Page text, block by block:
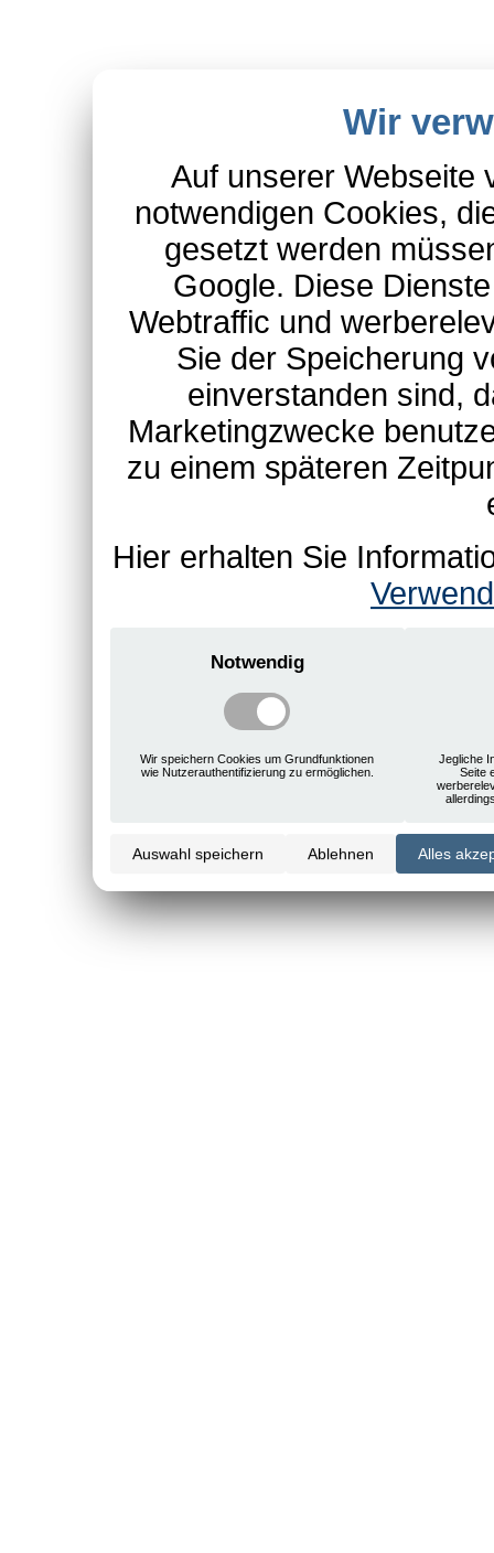
Wir
Auf unserer Webseite
notwendigen Cookies,
gesetzt werden
Google. Diese
Webtraffic und
Sie der Speicherung
einverstanden sind,
Marketingzwecke
zu einem späteren
Hier erhalten Sie
Notwendig
Wir speichern Cookies um Grundfunktionen
wie Nutzerauthentifizierung zu ermöglichen.
Jegliche
Seite
Auswahl speichern Ablehnen Alles